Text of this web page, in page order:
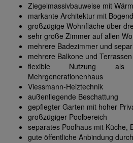
Ziegelmassivbauweise mit
markante Architektur mit
großzügige Wohnfläche über
sehr große Zimmer auf allen
mehrere Badezimmer und
mehrere Balkone und Terrassen
flexible Nutzung als
Mehrgenerationenhaus
Viessmann-Heiztechnik
außenliegende Beschattung
gepflegter Garten mit hoher
großzügiger Poolbereich
separates Poolhaus mit Küche,
gute öffentliche Anbindung